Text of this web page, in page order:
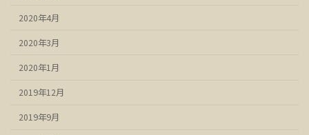
2020年4月
2020年3月
2020年1月
2019年12月
2019年9月